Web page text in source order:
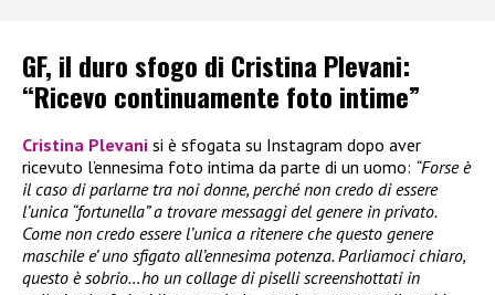
GF, il duro sfogo di Cristina Plevani:
“Ricevo continuamente foto intime”
Cristina Plevani si è sfogata su Instagram dopo aver
ricevuto l’ennesima foto intima da parte di un uomo: “Forse è
il caso di parlarne tra noi donne, perché non credo di essere
l’unica “fortunella” a trovare messaggi del genere in privato.
Come non credo essere l’unica a ritenere che questo genere
maschile e’ uno sfigato all’ennesima potenza. Parliamoci chiaro,
questo è sobrio…ho un collage di piselli screenshottati in